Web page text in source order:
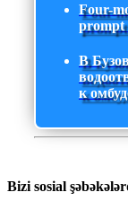
Four-
prompt
В
к
Bizi sosial